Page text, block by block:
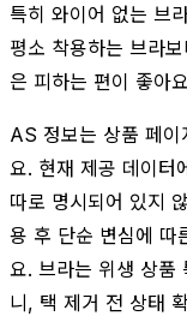
특히 와이어 없는 브
평소 착용하는 브라
은 피하는 편이 좋아
AS 정보는 상품 페
요. 현재 제공 데이터
따로 명시되어 있지
용 후 단순 변심에 따
요. 브라는 위생 상품
니, 택 제거 전 상태